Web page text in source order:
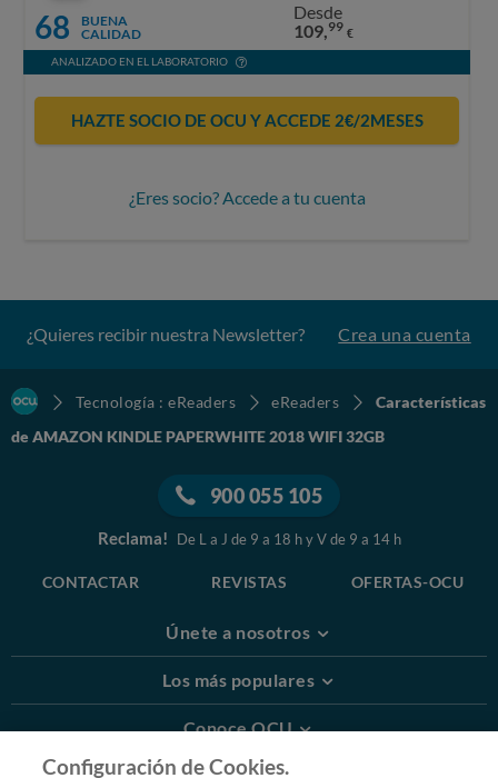
68
BUENA
CALIDAD
Desde
109,99 €
ANALIZADO EN EL LABORATORIO
HAZTE SOCIO DE OCU Y ACCEDE 2€/2MESES
¿Eres socio? Accede a tu cuenta
¿Quieres recibir nuestra Newsletter? Crea una cuenta
Tecnología : eReaders eReaders
Características
de AMAZON KINDLE PAPERWHITE 2018 WIFI 32GB
900 055 105
Reclama! De L a J de 9 a 18 h y V de 9 a 14 h
CONTACTAR REVISTAS OFERTAS-OCU
Únete a nosotros
Los más populares
Conoce OCU
Configuración de Cookies.